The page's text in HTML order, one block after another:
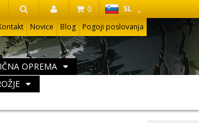
IŠČI
SL
0
Novice Blog Pogoji poslovanja
OPREMA